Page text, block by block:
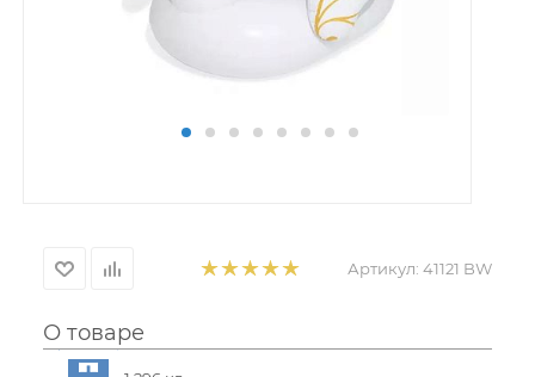
Артикул: 41121 BW
О товаре